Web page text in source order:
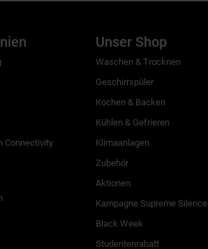
Connectivity
Unser Shop
Waschen & Trocknen
Geschirrspüler
Kochen & Backen
Kühlen & Gefrieren
Klimaanlagen
Zubehör
Aktionen
Kampagne Supreme Silence
Black Week
Studentenrabatt